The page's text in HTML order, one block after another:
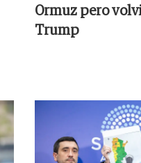
Ormuz pero
Trump